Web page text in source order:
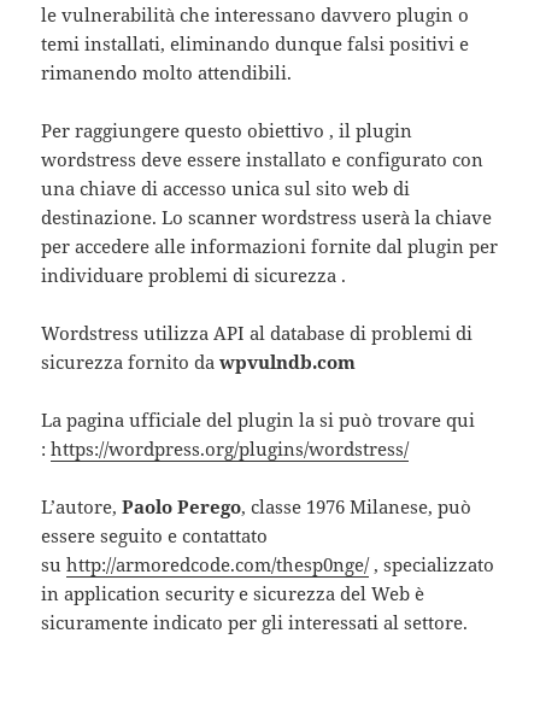
le vulnerabilità che interessano davvero plugin o
temi installati, eliminando dunque falsi positivi e
rimanendo molto attendibili.
Per raggiungere questo obiettivo , il plugin
wordstress deve essere installato e configurato con
una chiave di accesso unica sul sito web di
destinazione. Lo scanner wordstress userà la chiave
per accedere alle informazioni fornite dal plugin per
individuare problemi di sicurezza .
Wordstress utilizza API al database di problemi di
sicurezza fornito dawpvulndb.com
La pagina ufficiale del plugin la si può trovare qui
:https://wordpress.org/plugins/wordstress/
L’autore,Paolo Perego, classe 1976 Milanese, può
essere seguito e contattato
suhttp://armoredcode.com/thesp0nge/, specializzato
in application security e sicurezza del Web è
sicuramente indicato per gli interessati al settore.